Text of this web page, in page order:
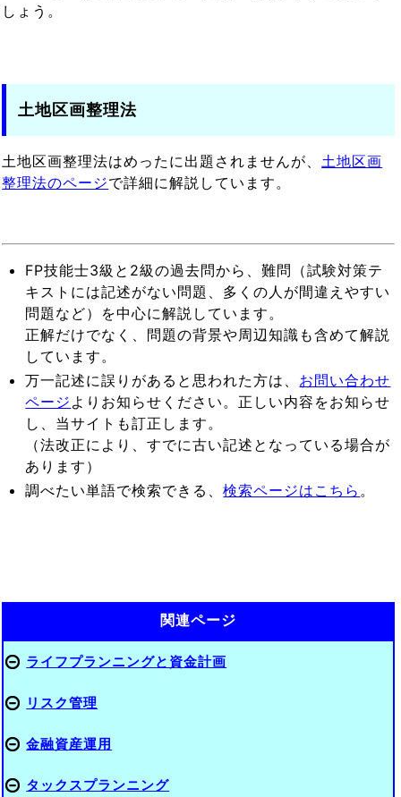
しょう。
土地区画整理法
土地区画整理法はめったに出題されませんが、 土地区画
整理法のページで詳細に解説しています。
FP技能士3級と2級の過去問から、難問（試験対策テ
キストには記述がない問題、多くの人が間違えやすい
問題など）を中心に解説しています。
正解だけでなく、問題の背景や周辺知識も含めて解説
しています。
万一記述に誤りがあると思われた方は、 お問い合わせ
ページ よりお知らせください。正しい内容をお知らせ
し、当サイトも訂正します。
（法改正により、すでに古い記述となっている場合が
あります）
調べたい単語で検索できる、検索ページはこちら 。
関連ページ
ライフプランニングと資金計画
リスク管理
金融資産運用
タックスプランニング